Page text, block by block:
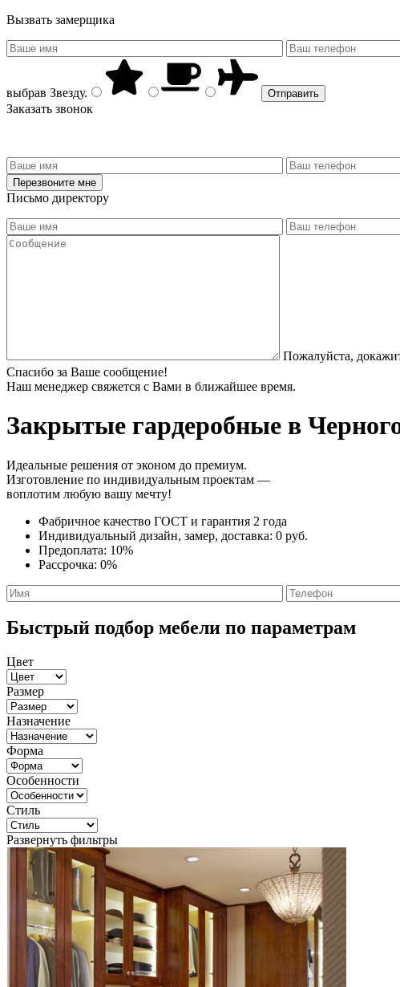
Вызвать замерщика
выбрав Звезду.
Заказать звонок
Письмо директору
Пожалуйста,
Спасибо за Ваше сообщение!
Наш менеджер свяжется с Вами в ближайшее время.
Закрытые гардеробные в
Идеальные решения от эконом до премиум.
Изготовление по индивидуальным проектам —
воплотим любую вашу мечту!
Фабричное качество ГОСТ и гарантия 2 года
Индивидуальный дизайн, замер, доставка: 0 руб.
Предоплата: 10%
Рассрочка: 0%
Быстрый подбор мебели по параметрам
Цвет
Размер
Назначение
Форма
Особенности
Стиль
Развернуть фильтры